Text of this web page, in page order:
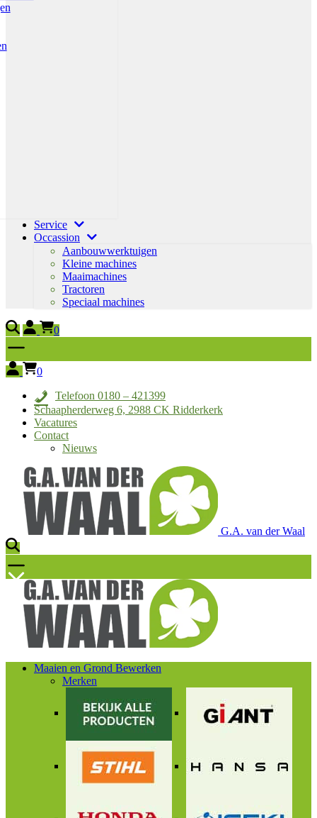
Service
Occassion
Aanbouwwerktuigen
Kleine machines
Maaimachines
Tractoren
Speciaal machines
0
0
Telefoon 0180 – 421399
Schaapherderweg 6, 2988 CK Ridderkerk
Vacatures
Contact
Nieuws
G.A. van der Waal
Maaien en Grond Bewerken
Merken